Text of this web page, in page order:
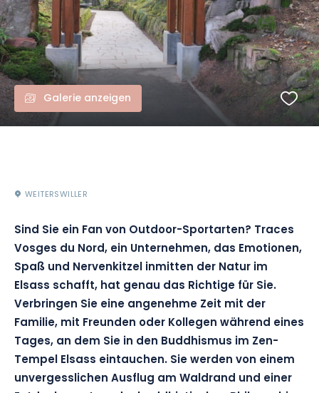
Galerie anzeigen
WEITERSWILLER
Sind Sie ein Fan von Outdoor-Sportarten? Traces
Vosges du Nord, ein Unternehmen, das Emotionen,
Spaß und Nervenkitzel inmitten der Natur im
Elsass schafft, hat genau das Richtige für Sie.
Verbringen Sie eine angenehme Zeit mit der
Familie, mit Freunden oder Kollegen während eines
Tages, an dem Sie in den Buddhismus im Zen-
Tempel Elsass eintauchen. Sie werden von einem
unvergesslichen Ausflug am Waldrand und einer